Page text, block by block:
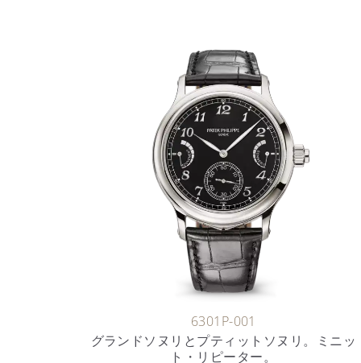
6301P-001
グランドソヌリとプティットソヌリ。ミニッ
ト・リピーター。